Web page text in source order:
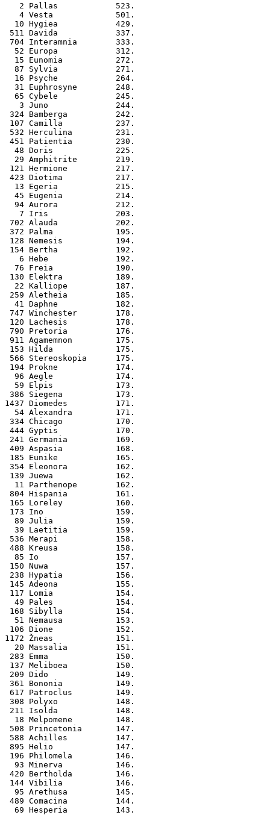
   2 Pallas            523.
   4 Vesta             501.
  10 Hygiea            429.
511 Davida            337.
704 Interamnia        333.
  52 Europa            312.
  15 Eunomia           272.
  87 Sylvia            271.
  16 Psyche            264.
  31 Euphrosyne        248.
  65 Cybele            245.
   3 Juno              244.
324 Bamberga          242.
107 Camilla           237.
532 Herculina         231.
451 Patientia         230.
  48 Doris             225.
  29 Amphitrite        219.
121 Hermione          217.
423 Diotima           217.
  13 Egeria            215.
  45 Eugenia           214.
  94 Aurora            212.
   7 Iris              203.
702 Alauda            202.
372 Palma             195.
128 Nemesis           194.
154 Bertha            192.
   6 Hebe              192.
  76 Freia             190.
130 Elektra           189.
  22 Kalliope          187.
259 Aletheia          185.
  41 Daphne            182.
747 Winchester        178.
120 Lachesis          178.
790 Pretoria          176.
911 Agamemnon         175.
153 Hilda             175.
566 Stereoskopia      175.
194 Prokne            174.
  96 Aegle             174.
  59 Elpis             173.
386 Siegena           173.
1437 Diomedes          171.
  54 Alexandra         171.
334 Chicago           170.
444 Gyptis            170.
241 Germania          169.
409 Aspasia           168.
185 Eunike            165.
354 Eleonora          162.
139 Juewa             162.
  11 Parthenope        162.
804 Hispania          161.
165 Loreley           160.
173 Ino               159.
  89 Julia             159.
  39 Laetitia          159.
536 Merapi            158.
488 Kreusa            158.
  85 Io                157.
150 Nuwa              157.
238 Hypatia           156.
145 Adeona            155.
117 Lomia             154.
  49 Pales             154.
168 Sibylla           154.
  51 Nemausa           153.
106 Dione             152.
1172 Žneas             151.
  20 Massalia          151.
283 Emma              150.
137 Meliboea          150.
209 Dido              149.
361 Bononia           149.
617 Patroclus         149.
308 Polyxo            148.
211 Isolda            148.
  18 Melpomene         148.
508 Princetonia       147.
588 Achilles          147.
895 Helio             147.
196 Philomela         146.
  93 Minerva           146.
420 Bertholda         146.
144 Vibilia           146.
  95 Arethusa          145.
489 Comacina          144.
  69 Hesperia          143.